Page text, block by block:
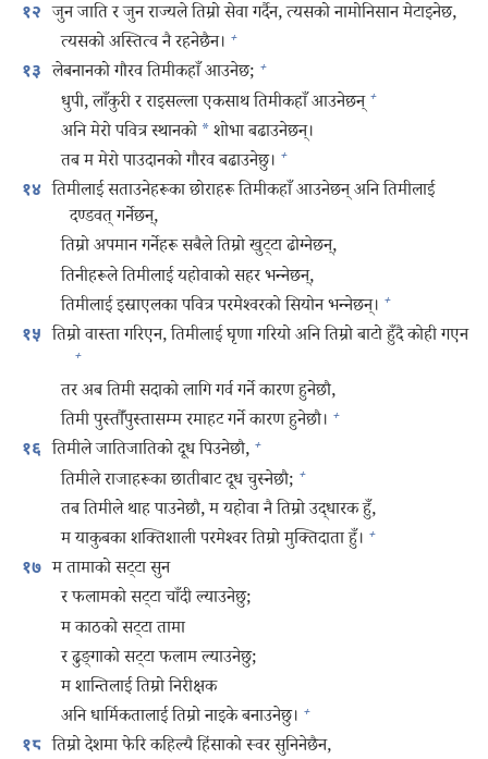
१२ जुन जाति र जुन राज्यले तिम्रो सेवा गर्दैन, त्यसको नामोनिसान मेटाइनेछ,
त्यसको अस्तित्व नै रहनेछैन। +
१३ लेबनानको गौरव तिमीकहाँ आउनेछ; +
धुपी, लाँकुरी र राइसल्ला एकसाथ तिमीकहाँ आउनेछन्‌ +
अनि मेरो पवित्र स्थानको *शोभा बढाउनेछन्‌।
तब म मेरो पाउदानको गौरव बढाउनेछु। +
१४ तिमीलाई सताउनेहरूका छोराहरू तिमीकहाँ आउनेछन्‌ अनि तिमीलाई
दण्डवत्‌ गर्नेछन्‌,
तिम्रो अपमान गर्नेहरू सबैले तिम्रो खुट्टा ढोग्नेछन्‌,
तिनीहरूले तिमीलाई यहोवाको सहर भन्‍नेछन्‌,
तिमीलाई इस्राएलका पवित्र परमेश्‍वरको सियोन भन्‍नेछन्‌। +
१५ तिम्रो वास्ता गरिएन, तिमीलाई घृणा गरियो अनि तिम्रो बाटो हुँदै कोही गएन
+
तर अब तिमी सदाको लागि गर्व गर्ने कारण हुनेछौ,
तिमी पुस्तौँपुस्तासम्म रमाहट गर्ने कारण हुनेछौ। +
१६ तिमीले जातिजातिको दूध पिउनेछौ, +
तिमीले राजाहरूका छातीबाट दूध चुस्नेछौ; +
तब तिमीले थाह पाउनेछौ, म यहोवा नै तिम्रो उद्धारक हुँ,
म याकुबका शक्‍तिशाली परमेश्‍वर तिम्रो मुक्‍तिदाता हुँ। +
१७ म तामाको सट्टा सुन
र फलामको सट्टा चाँदी ल्याउनेछु;
म काठको सट्टा तामा
र ढुङ्‌गाको सट्टा फलाम ल्याउनेछु;
म शान्तिलाई तिम्रो निरीक्षक
अनि धार्मिकतालाई तिम्रो नाइके बनाउनेछु। +
१८ तिम्रो देशमा फेरि कहिल्यै हिंसाको स्वर सुनिनेछैन,